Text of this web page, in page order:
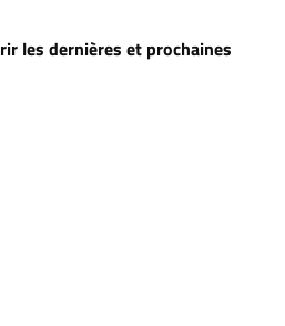
les dernières et prochaines